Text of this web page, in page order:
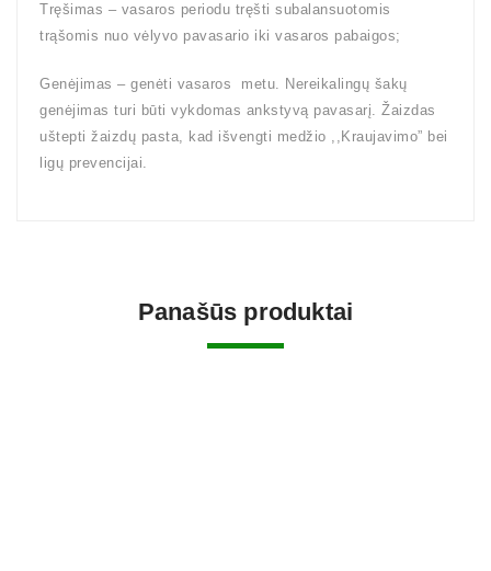
Tręšimas – vasaros periodu tręšti subalansuotomis
trąšomis nuo vėlyvo pavasario iki vasaros pabaigos;
Genėjimas – genėti vasaros metu. Nereikalingų šakų
genėjimas turi būti vykdomas ankstyvą pavasarį. Žaizdas
uštepti žaizdų pasta, kad išvengti medžio ,,Kraujavimo” bei
ligų prevencijai.
Panašūs produktai